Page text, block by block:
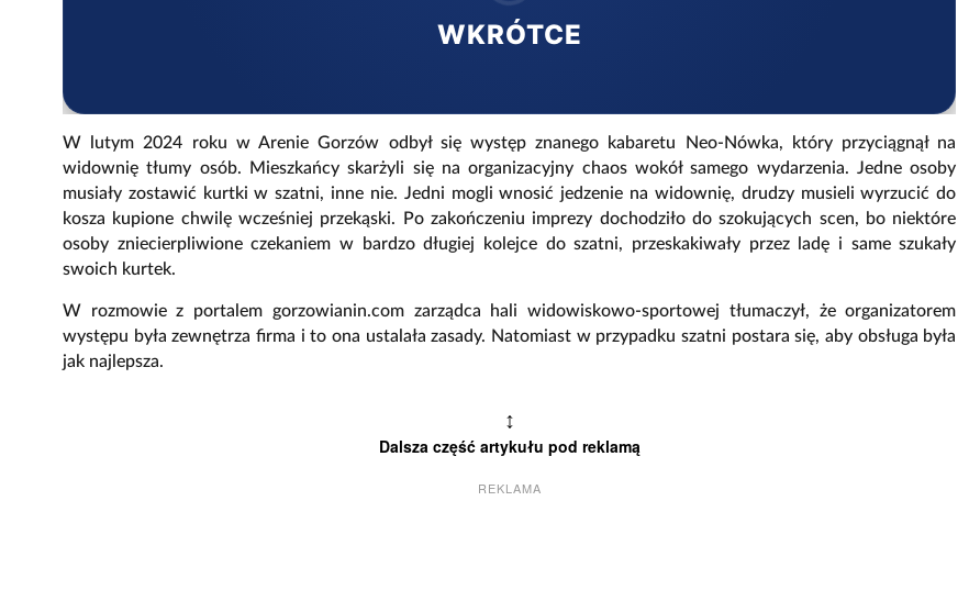
WKRÓTCE
W lutym 2024 roku w Arenie Gorzów odbył się występ znanego kabaretu Neo-Nówka, który przyciągnął na
widownię tłumy osób. Mieszkańcy skarżyli się na organizacyjny chaos wokół samego wydarzenia. Jedne osoby
musiały zostawić kurtki w szatni, inne nie. Jedni mogli wnosić jedzenie na widownię, drudzy musieli wyrzucić do
kosza kupione chwilę wcześniej przekąski. Po zakończeniu imprezy dochodziło do szokujących scen, bo niektóre
osoby zniecierpliwione czekaniem w bardzo długiej kolejce do szatni, przeskakiwały przez ladę i same szukały
swoich kurtek.
W rozmowie z portalem gorzowianin.com zarządca hali widowiskowo-sportowej tłumaczył, że organizatorem
występu była zewnętrza firma i to ona ustalała zasady. Natomiast w przypadku szatni postara się, aby obsługa była
jak najlepsza.
↕
Dalsza część artykułu pod reklamą
REKLAMA